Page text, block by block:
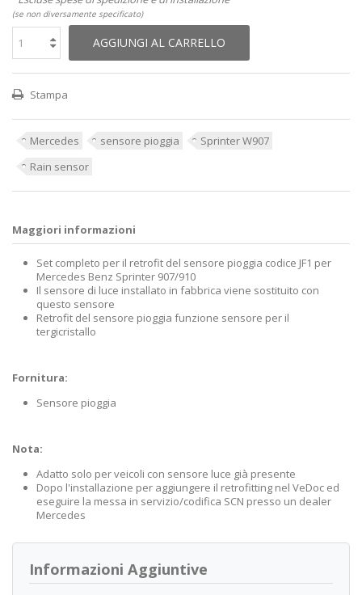
(se non diversamente specificato)
AGGIUNGI AL CARRELLO
Stampa
Mercedes sensore pioggia
Sprinter W907
Rain sensor
Maggiori informazioni
Set completo per il retrofit del sensore pioggia codice JF1 per
Mercedes Benz Sprinter 907/910
Il sensore di luce installato in fabbrica viene sostituito con
questo sensore
Retrofit del sensore pioggia funzione sensore per il
tergicristallo
Fornitura:
Sensore pioggia
Nota:
Adatto solo per veicoli con sensore luce già presente
Dopo l'installazione per aggiungere il retrofitting nel VeDoc ed
eseguire la messa in servizio/codifica SCN presso un dealer
Mercedes
Informazioni Aggiuntive